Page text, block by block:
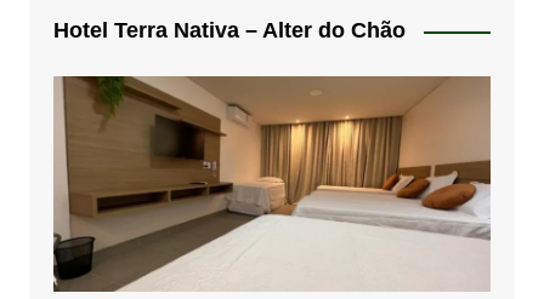
Hotel Terra Nativa – Alter do Chão